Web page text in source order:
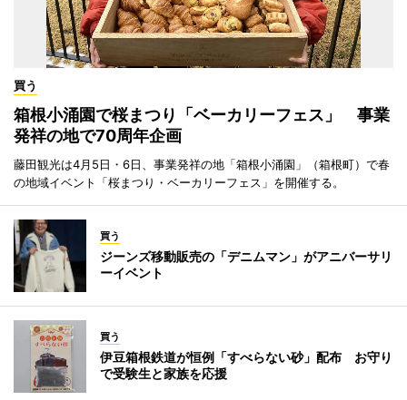
買う
箱根小涌園で桜まつり「ベーカリーフェス」 事業
発祥の地で70周年企画
藤田観光は4月5日・6日、事業発祥の地「箱根小涌園」（箱根町）で春
の地域イベント「桜まつり・ベーカリーフェス」を開催する。
買う
ジーンズ移動販売の「デニムマン」がアニバーサリ
ーイベント
買う
伊豆箱根鉄道が恒例「すべらない砂」配布 お守り
で受験生と家族を応援